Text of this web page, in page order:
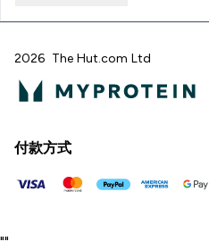
2026 The Hut.com Ltd
付款方式
""